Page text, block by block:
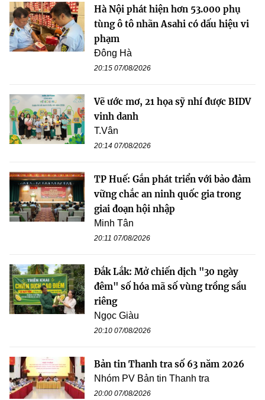
Hà Nội phát hiện hơn 53.000 phụ
tùng ô tô nhãn Asahi có dấu hiệu vi
phạm
Đông Hà
20:15 07/08/2026
Vẽ ước mơ, 21 họa sỹ nhí được BIDV
vinh danh
T.Vân
20:14 07/08/2026
TP Huế: Gắn phát triển với bảo đảm
vững chắc an ninh quốc gia trong
giai đoạn hội nhập
Minh Tân
20:11 07/08/2026
Đắk Lắk: Mở chiến dịch "30 ngày
đêm" số hóa mã số vùng trồng sầu
riêng
Ngọc Giàu
20:10 07/08/2026
Bản tin Thanh tra số 63 năm 2026
Nhóm PV Bản tin Thanh tra
20:00 07/08/2026